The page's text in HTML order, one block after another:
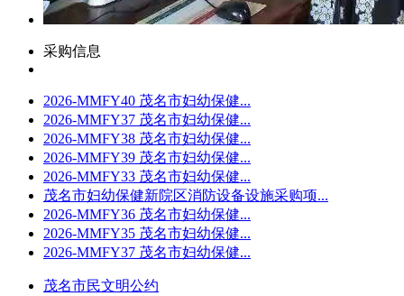
采购信息
2026-MMFY40 茂名市妇幼保健...
2026-MMFY37 茂名市妇幼保健...
2026-MMFY38 茂名市妇幼保健...
2026-MMFY39 茂名市妇幼保健...
2026-MMFY33 茂名市妇幼保健...
茂名市妇幼保健新院区消防设备设施采购项...
2026-MMFY36 茂名市妇幼保健...
2026-MMFY35 茂名市妇幼保健...
2026-MMFY37 茂名市妇幼保健...
茂名市民文明公约